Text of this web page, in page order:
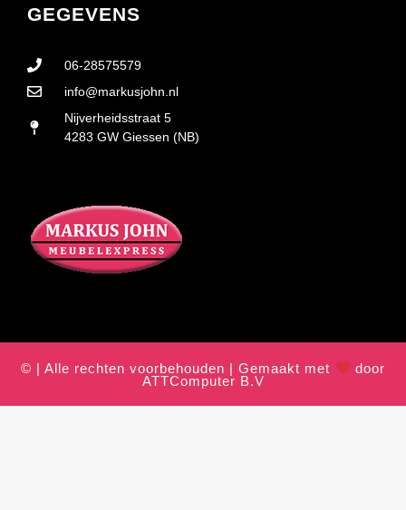
GEGEVENS
06-28575579
info@markusjohn.nl
Nijverheidsstraat 5
4283 GW Giessen (NB)
© | Alle rechten voorbehouden | Gemaakt met
door
ATTComputer B.V